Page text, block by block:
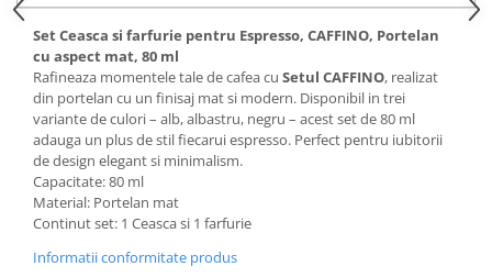
Set Ceasca si farfurie pentru Espresso, CAFFINO, Portelan
cu aspect mat, 80 ml
Rafineaza momentele tale de cafea cu Setul CAFFINO, realizat
din portelan cu un finisaj mat si modern. Disponibil in trei
variante de culori – alb, albastru, negru – acest set de 80 ml
adauga un plus de stil fiecarui espresso. Perfect pentru iubitorii
de design elegant si minimalism.
Capacitate: 80 ml
Material: Portelan mat
Continut set: 1 Ceasca si 1 farfurie
Informatii conformitate produs